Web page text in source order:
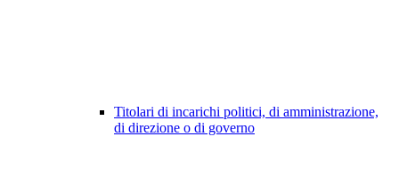
Titolari di incarichi politici, di amministrazione,
di direzione o di governo